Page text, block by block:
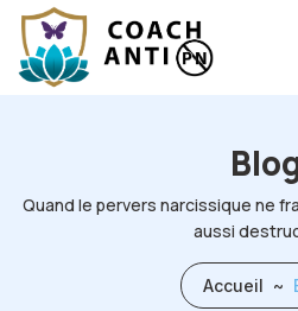
Blog
Quand le pervers narcissique ne
aussi
Accueil ~